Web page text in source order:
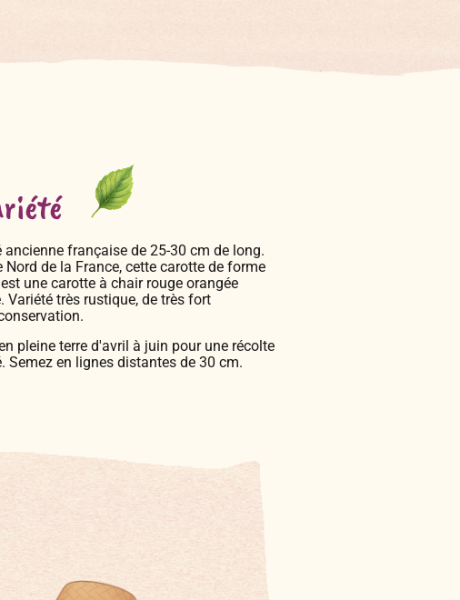
française de 25-30 cm de long.
de la France, cette carotte de forme
une carotte à chair rouge orangée
très rustique, de très fort
pleine terre d'avril à juin pour une récolte
Semez en lignes distantes de 30 cm.